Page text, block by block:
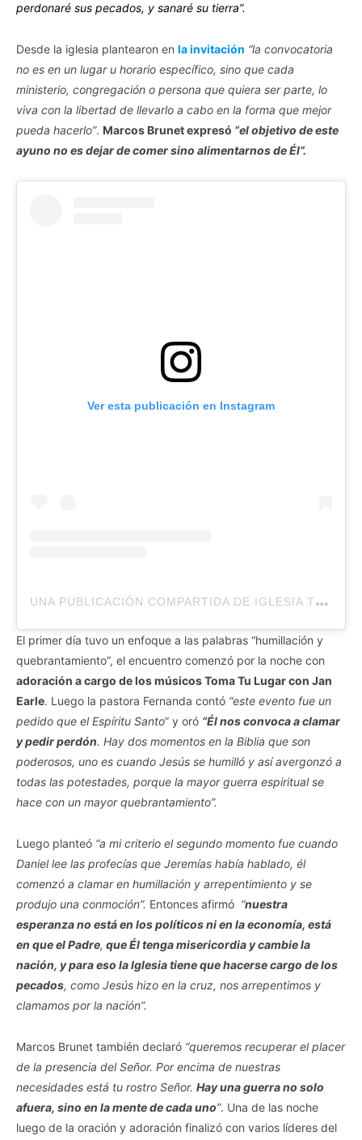
perdonaré sus pecados, y sanaré su tierra”.
Desde la iglesia plantearon en la invitación “la convocatoria
no es en un lugar u horario específico, sino que cada
ministerio, congregación o persona que quiera ser parte, lo
viva con la libertad de llevarlo a cabo en la forma que mejor
pueda hacerlo”. Marcos Brunet expresó‬ “el objetivo de este
ayuno no es dejar de comer sino alimentarnos de Él”.
Ver esta publicación en Instagram
U
NA PUBLICACIÓN COMPARTIDA DE IGLESIA TOMATULUGAR (@TTLIGLESIA)
El primer día tuvo un enfoque a las palabras “humillación y
quebrantamiento”, el encuentro comenzó por la noche con
adoración a cargo de los músicos Toma Tu Lugar con Jan
Earle. Luego la pastora Fernanda contó “este evento fue un
pedido que el Espíritu Santo” y oró “Él nos convoca a clamar
y pedir perdón. Hay dos momentos en la Biblia que son
poderosos, uno es cuando Jesús se humilló y así avergonzó a
todas las potestades, porque la mayor guerra espiritual se
hace con un mayor quebrantamiento”.
Luego planteó “a mi criterio el segundo momento fue cuando
Daniel lee las profecías que Jeremías había hablado, él
comenzó a clamar en humillación y arrepentimiento y se
produjo una conmoción”. Entonces afirmó “nuestra
esperanza no está en los políticos ni en la economía, está
en que el Padre, que Él tenga misericordia y cambie la
nación, y para eso la Iglesia tiene que hacerse cargo de los
pecados, como Jesús hizo en la cruz, nos arrepentimos y
clamamos por la nación”.
Marcos Brunet también declaró “queremos recuperar el placer
de la presencia del Señor. Por encima de nuestras
necesidades está tu rostro Señor. Hay una guerra no solo
afuera, sino en la mente de cada uno”. Una de las noche
luego de la oración y adoración finalizó con varios líderes del